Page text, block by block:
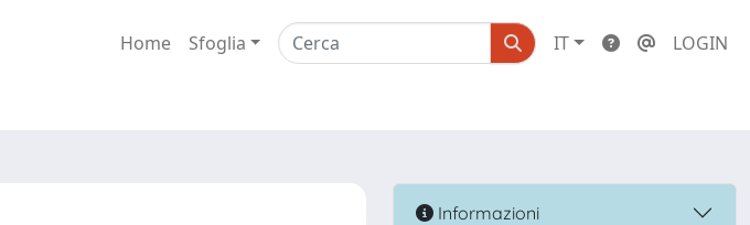
Home Sfoglia IT LOGIN
Informazioni